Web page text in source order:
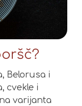
Belorusa i
cvekle i
varijanta